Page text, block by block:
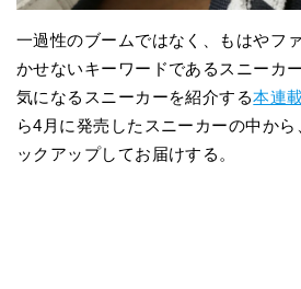
一過性のブームではなく、もはやフ
かせないキーワードであるスニーカ
気になるスニーカーを紹介する本連
ら4月に発売したスニーカーの中か
ックアップしてお届けする。